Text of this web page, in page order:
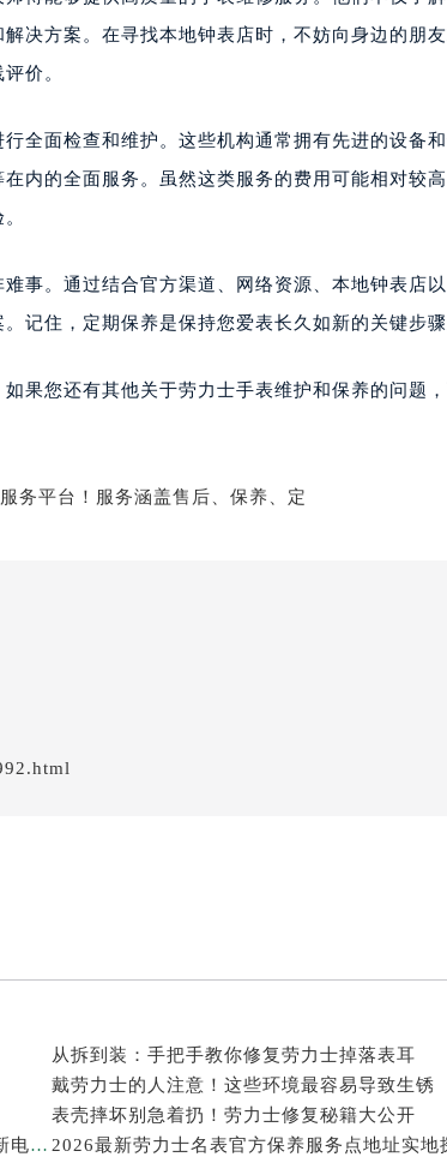
决方案。在寻找本地钟表店时，不妨向身边的朋
价。
全面检查和维护。这些机构通常拥有先进的设备
内的全面服务。虽然这类服务的费用可能相对较
事。通过结合官方渠道、网络资源、本地钟表店
记住，定期保养是保持您爱表长久如新的关键步骤
果您还有其他关于劳力士手表维护和保养的问题
从拆到装：手把手教你修复劳力士掉落表耳
戴劳力士的人注意！这些环境最容易导致生锈
表壳摔坏别急着扔！劳力士修复秘籍大公开
2026年劳力士大中华区售后服务体系全面升级公告（最新电话及地址） 2026最新劳力士名表官方保养服务点地址实地